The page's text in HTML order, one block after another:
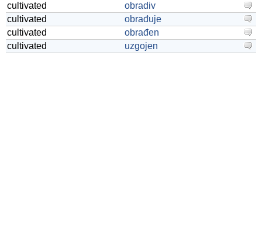
cultivated
obradiv
cultivated
obrađuje
cultivated
obrađen
cultivated
uzgojen